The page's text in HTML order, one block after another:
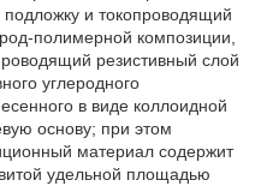
и токопроводящий
полимерной композиции,
резистивный слой
углеродного
в виде коллоидной
основу; при этом
материал содержит
удельной площадью